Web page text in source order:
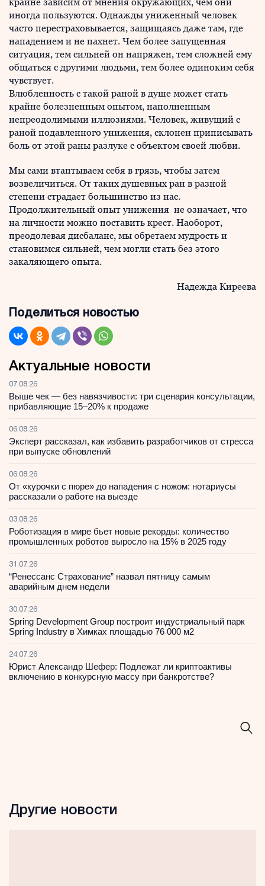
иногда пользуются. Однажды униженный человек
часто перестраховывается, защищаясь даже там, где
нападением и не пахнет. Чем более запущенная
ситуация, тем сильней он напряжен, тем сложней ему
общаться с другими людьми, тем более одиноким себя
чувствует.
Влюбленность с такой раной в душе может стать
крайне болезненным опытом, наполненным
непреодолимыми иллюзиями. Человек, живущий с
раной подавленного унижения, склонен приписывать
боль от этой раны разлуке с объектом своей любви.
Мы сами втаптываем себя в грязь, чтобы затем
возвеличиться. От таких душевных ран в разной
степени страдает большинство из нас.
Продолжительный опыт унижения не означает, что
на личности можно поставить крест. Наоборот,
преодолевая дисбаланс, мы обретаем мудрость и
становимся сильней, чем могли стать без этого
закаляющего опыта.
Надежда Киреева
Поделиться новостью
Актуальные новости
07.08.26
Выше чек — без навязчивости: три сценария консультации,
прибавляющие 15–20% к продаже
06.08.26
Эксперт рассказал, как избавить разработчиков от стресса
при выпуске обновлений
06.08.26
От «курочки с пюре» до нападения с ножом: нотариусы
рассказали о работе на выезде
03.08.26
Роботизация в мире бьет новые рекорды: количество
промышленных роботов выросло на 15% в 2025 году
31.07.26
“Ренессанс Страхование” назвал пятницу самым
аварийным днем недели
30.07.26
Spring Development Group построит индустриальный парк
Spring Industry в Химках площадью 76 000 м2
24.07.26
Юрист Александр Шефер: Подлежат ли криптоактивы
включению в конкурсную массу при банкротстве?
Другие новости